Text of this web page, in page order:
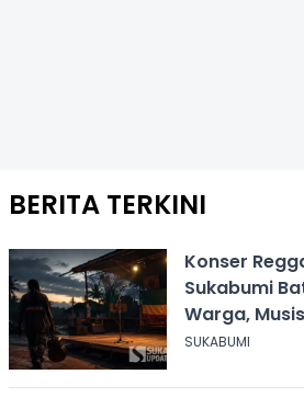
BERITA TERKINI
Konser
Sukabumi
Warga,
Didiskreditkan
SUKABUMI